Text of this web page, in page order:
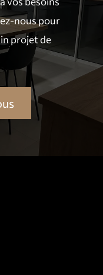
nous pour
projet de